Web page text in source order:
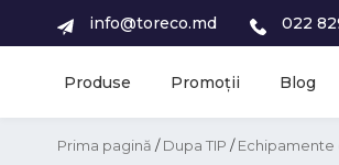
info@toreco.md 022
Produse Promoții Blog
Prima pagină /Dupa TIP /Echipamente